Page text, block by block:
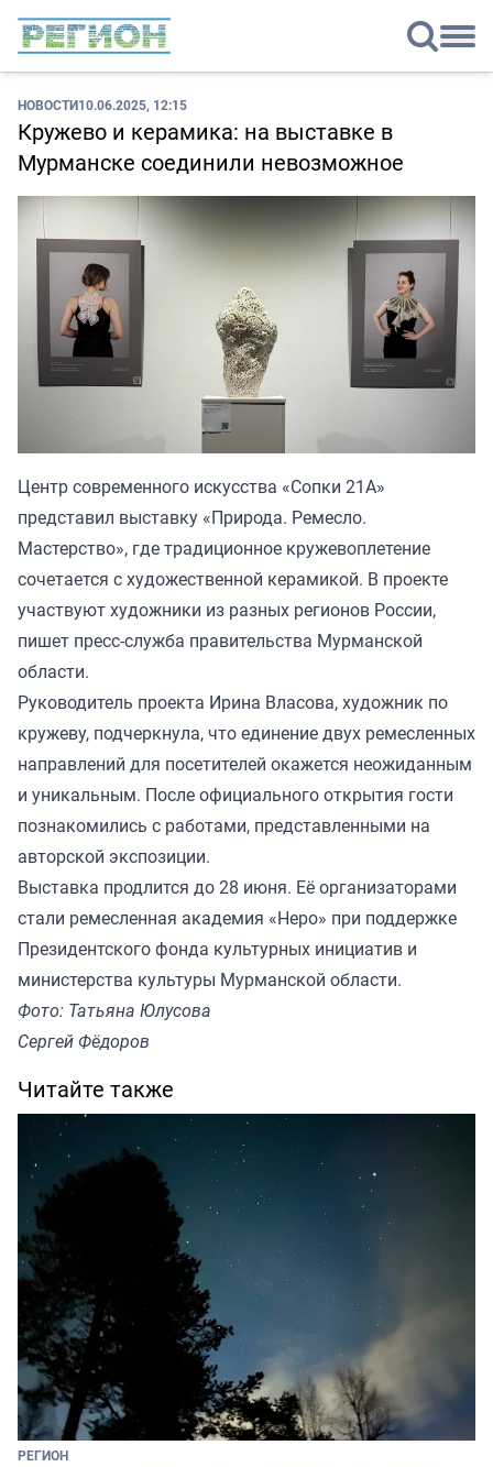
НОВОСТИ10.06.2025, 12:15
Кружево и керамика: на выставке в
Мурманске соединили невозможное
Центр современного искусства «Сопки 21А»
представил выставку «Природа. Ремесло.
Мастерство», где традиционное кружевоплетение
сочетается с художественной керамикой. В проекте
участвуют художники из разных регионов России,
пишет пресс-служба правительства Мурманской
области.
Руководитель проекта Ирина Власова, художник по
кружеву, подчеркнула, что единение двух ремесленных
направлений для посетителей окажется неожиданным
и уникальным. После официального открытия гости
познакомились с работами, представленными на
авторской экспозиции.
Выставка продлится до 28 июня. Её организаторами
стали ремесленная академия «Неро» при поддержке
Президентского фонда культурных инициатив и
министерства культуры Мурманской области.
Фото: Татьяна Юлусова
Сергей Фёдоров
Читайте также
РЕГИОН